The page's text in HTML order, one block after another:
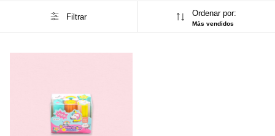
Filtrar Ordenar por:
Más vendidos